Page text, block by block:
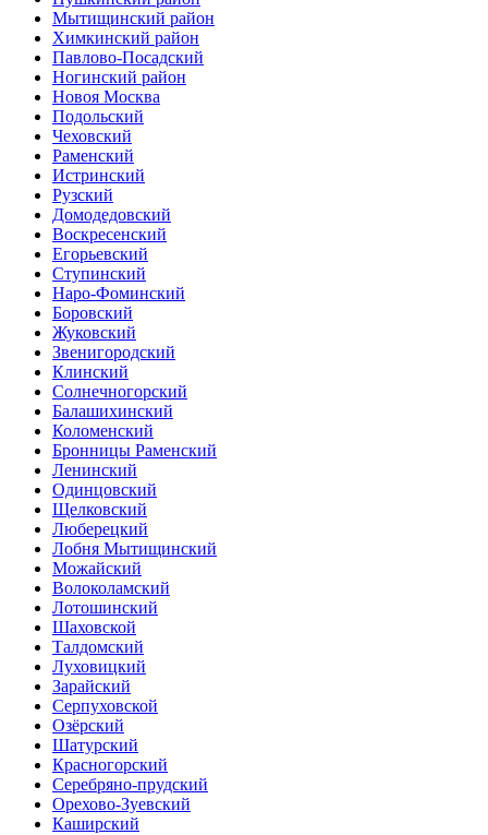
Мытищинский район
Химкинский район
Павлово-Посадский
Ногинский район
Новоя Москва
Подольский
Чеховский
Раменский
Истринский
Рузский
Домодедовский
Воскресенский
Егорьевский
Ступинский
Наро-Фоминский
Боровский
Жуковский
Звенигородский
Клинский
Солнечногорский
Балашихинский
Коломенский
Бронницы Раменский
Ленинский
Одинцовский
Щелковский
Люберецкий
Лобня Мытищинский
Можайский
Волоколамский
Лотошинский
Шаховской
Талдомский
Луховицкий
Зарайский
Серпуховской
Озёрский
Шатурский
Красногорский
Серебряно-прудский
Орехово-Зуевский
Каширский